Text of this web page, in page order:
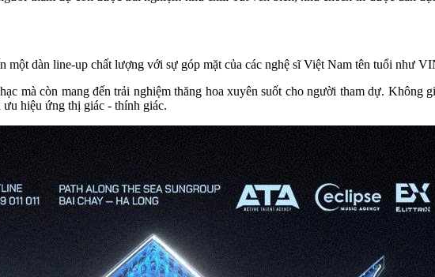
một dàn line-up chất lượng với sự góp mặt của các nghệ sĩ Việt Nam tên tuổi
mà còn mang đến trải nghiệm thăng hoa xuyên suốt cho người tham dự. Không
ưu hiệu ứng thị giác - thính giác.